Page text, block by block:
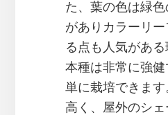
た、葉の色は緑
がありカラーリ
る点も人気がある
本種は非常に強
単に栽培できま
高く、屋外のシ